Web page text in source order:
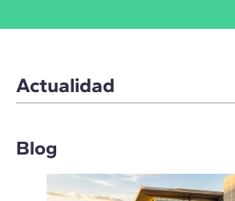
Actualidad
Blog